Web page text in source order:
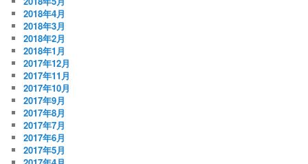
2018年4月
2018年3月
2018年2月
2018年1月
2017年12月
2017年11月
2017年10月
2017年9月
2017年8月
2017年7月
2017年6月
2017年5月